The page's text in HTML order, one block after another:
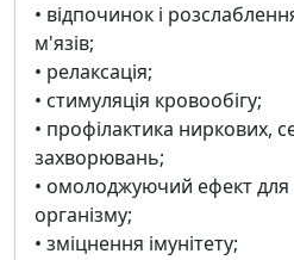
• відпочинок і
м'язів;
• релаксація;
• стимуляція кровообігу;
• профілактика ниркових,
захворювань;
• омолоджуючий ефект для
організму;
• зміцнення імунітету;